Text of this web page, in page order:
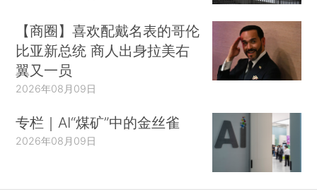
【商圈】喜欢配戴名表的哥伦
比亚新总统 商人出身拉美右
翼又一员
2026年08月09日
专栏｜AI“煤矿”中的金丝雀
2026年08月09日